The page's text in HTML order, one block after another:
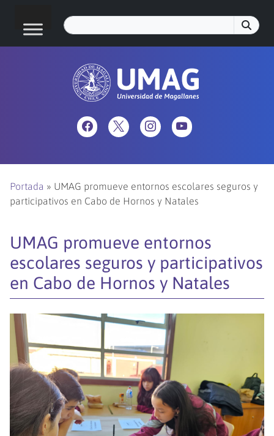
Portada » UMAG promueve entornos escolares seguros y
participativos en Cabo de Hornos y Natales
UMAG promueve entornos
escolares seguros y participativos
en Cabo de Hornos y Natales